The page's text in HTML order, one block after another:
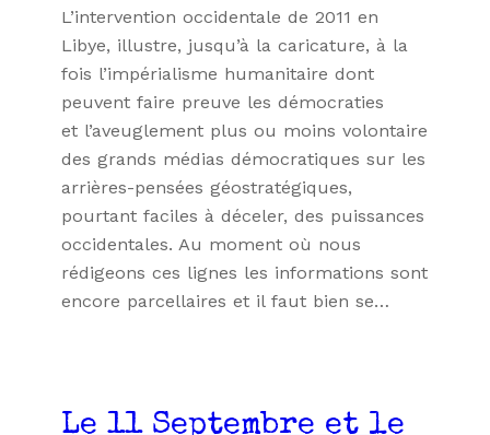
L’intervention occidentale de 2011 en
Libye, illustre, jusqu’à la caricature, à la
fois l’impérialisme humanitaire dont
peuvent faire preuve les démocraties
et l’aveuglement plus ou moins volontaire
des grands médias démocratiques sur les
arrières-pensées géostratégiques,
pourtant faciles à déceler, des puissances
occidentales. Au moment où nous
rédigeons ces lignes les informations sont
encore parcellaires et il faut bien se…
Le 11 Septembre et le